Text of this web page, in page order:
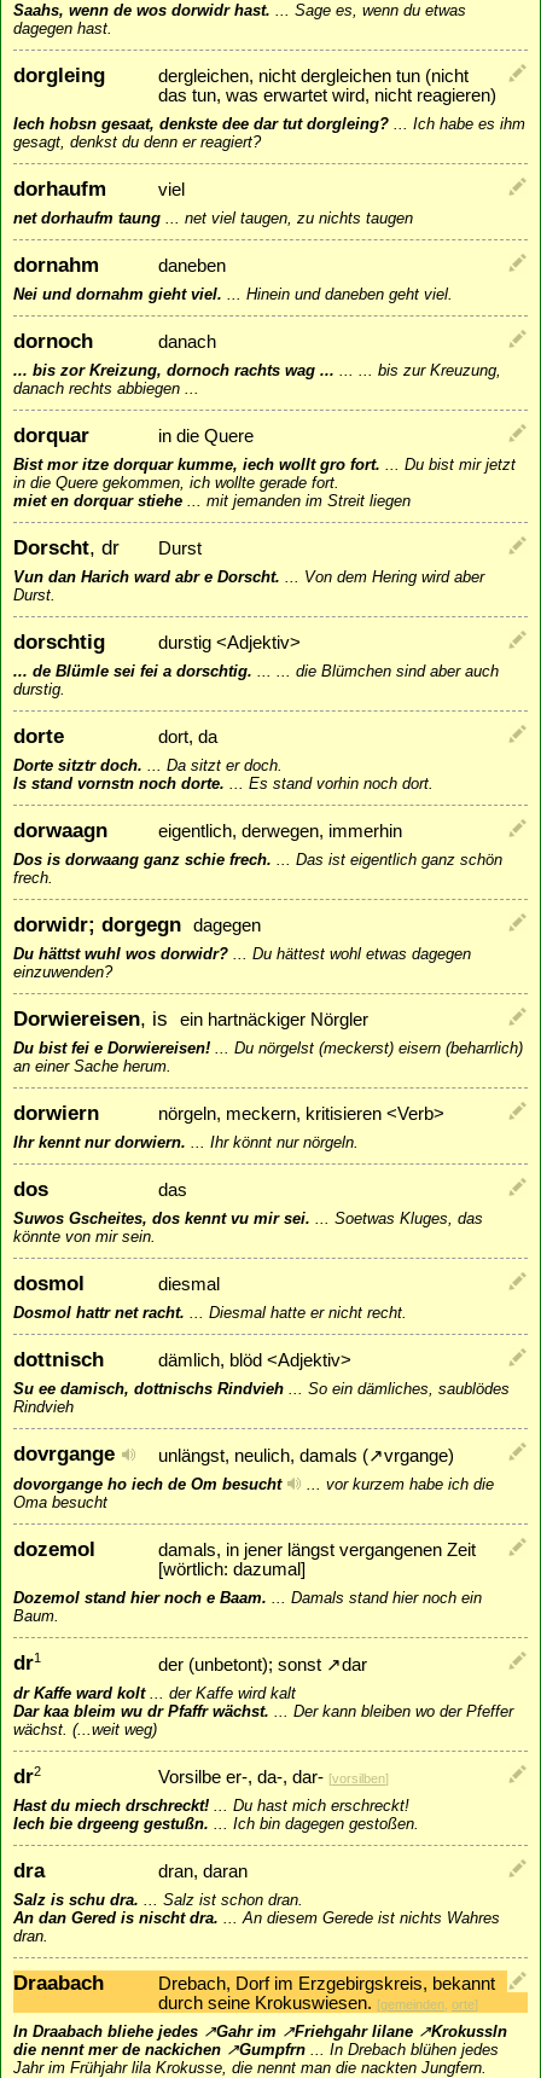
Saahs, wenn de wos dorwidr hast.
Sage es, wenn du etwas
dagegen hast.
dorgleing
dergleichen, nicht dergleichen tun (nicht
das tun, was erwartet wird, nicht reagieren)
Iech hobsn gesaat, denkste dee dar tut dorgleing?
Ich habe es ihm
gesagt, denkst du denn er reagiert?
dorhaufm viel
net dorhaufm taung net viel taugen, zu nichts taugen
dornahm daneben
Nei und dornahm gieht viel. Hinein und daneben geht viel.
dornoch danach
... bis zor Kreizung, dornoch rachts wag ...
... bis zur Kreuzung,
danach rechts abbiegen ...
dorquar in die Quere
Bist mor itze dorquar kumme, iech wollt gro fort.
Du bist mir jetzt
in die Quere gekommen, ich wollte gerade fort.
miet en dorquar stiehe
mit jemanden im Streit liegen
Dorscht, dr Durst
Vun dan Harich ward abr e Dorscht.
Von dem Hering wird aber
Durst.
dorschtig durstig <Adjektiv>
... de Blümle sei fei a dorschtig.
... die Blümchen sind aber auch
durstig.
dorte dort, da
Dorte sitztr doch.
Da sitzt er doch.
Is stand vornstn noch dorte.
Es stand vorhin noch dort.
dorwaagn eigentlich, derwegen, immerhin
Dos is dorwaang ganz schie frech.
Das ist eigentlich ganz schön
frech.
dorwidr; dorgegn dagegen
Du hättst wuhl wos dorwidr?
Du hättest wohl etwas dagegen
einzuwenden?
Dorwiereisen, is ein hartnäckiger Nörgler
Du bist fei e Dorwiereisen!
Du nörgelst (meckerst) eisern (beharrlich)
an einer Sache herum.
dorwiern nörgeln, meckern, kritisieren <Verb>
Ihr kennt nur dorwiern. Ihr könnt nur nörgeln.
dos das
Suwos Gscheites, dos kennt vu mir sei.
Soetwas Kluges, das
könnte von mir sein.
dosmol diesmal
Dosmol hattr net racht. Diesmal hatte er nicht recht.
dottnisch dämlich, blöd <Adjektiv>
Su ee damisch, dottnischs Rindvieh
So ein dämliches, saublödes
Rindvieh
dovrgange unlängst, neulich, damals (↗vrgange)
dovorgange ho iech de Om besucht
vor kurzem habe ich die
Oma besucht
dozemol
damals, in jener längst vergangenen Zeit
[wörtlich: dazumal]
Dozemol stand hier noch e Baam.
Damals stand hier noch ein
Baum.
dr1 der (unbetont); sonst ↗dar
dr Kaffe ward kolt... der Kaffe wird kalt
Dar kaa bleim wu dr Pfaffr wächst.
Der kann bleiben wo der Pfeffer
wächst. (...weit weg)
dr2 Vorsilbe er-, da-, dar- [vorsilben]
Hast du miech drschreckt!
Du hast mich erschreckt!
Iech bie drgeeng gestußn.
Ich bin dagegen gestoßen.
dra dran, daran
Salz is schu dra.
Salz ist schon dran.
An dan Gered is nischt dra.
An diesem Gerede ist nichts Wahres
dran.
Draabach
Drebach, Dorf im Erzgebirgskreis, bekannt
durch seine Krokuswiesen. [gemeinden orte]
In Draabach bliehe jedes ↗Gahrim ↗Friehgahrlilane ↗Krokussln
die nennt mer de nackichen ↗Gumpfrn
In Drebach blühen jedes
Jahr im Frühjahr lila Krokusse, die nennt man die nackten Jungfern.